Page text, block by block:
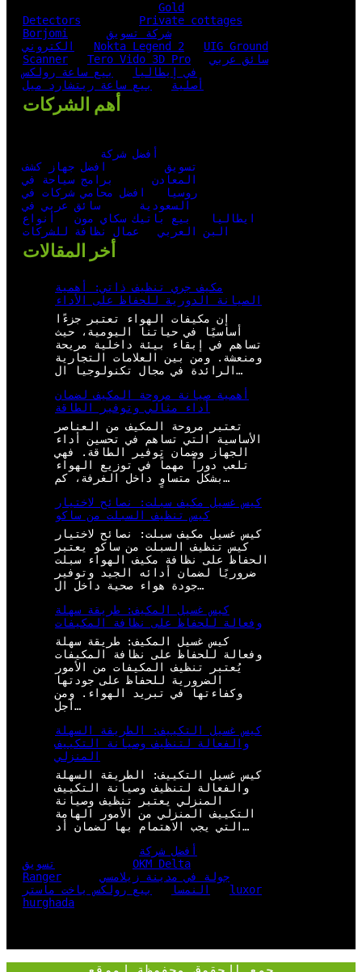
Gold
Detectors
Private cottages
Borjomi
شركة تسويق
الكتروني
Nokta Legend 2
UIG Ground
Scanner
Tero Vido 3D Pro
سائق عربي
في إيطاليا
بيع ساعة رولكس
أصلية
بيع ساعة ريتشارد ميل
أهم الشركات
أفضل شركة
تسويق
افضل جهاز كشف
المعادن
برامج سياحة في
روسيا
افضل محامي شركات في
السعودية
سائق عربي في
ايطاليا
بيع باتيك سكاي مون
أنواع
البن العربي
عمال نظافة للشركات
أخر المقالات
مكيف جري تنظيف ذاتي: أهمية
الصيانة الدورية للحفاظ على الأداء
إن مكيفات الهواء تعتبر جزءًا
أساسيًا في حياتنا اليومية، حيث
تساهم في إبقاء بيئة داخلية مريحة
ومنعشة. ومن بين العلامات التجارية
الرائدة في مجال تكنولوجيا ال…
أهمية صيانة مروحة المكيف لضمان
أداء مثالي وتوفير الطاقة
تعتبر مروحة المكيف من العناصر
الأساسية التي تساهم في تحسين أداء
الجهاز وضمان توفير الطاقة. فهي
تلعب دوراً مهماً في توزيع الهواء
بشكل متساوٍ داخل الغرفة، كم…
كيس غسيل مكيف سبلت: نصائح لاختيار
كيس تنظيف السبلت من ساكو
كيس غسيل مكيف سبلت: نصائح لاختيار
كيس تنظيف السبلت من ساكو يعتبر
الحفاظ على نظافة مكيف الهواء سبلت
ضروريًا لضمان أدائه الجيد وتوفير
جودة هواء صحية داخل ال…
كيس غسيل المكيف: طريقة سهلة
وفعالة للحفاظ على نظافة المكيفات
كيس غسيل المكيف: طريقة سهلة
وفعالة للحفاظ على نظافة المكيفات
يُعتبر تنظيف المكيفات من الأمور
الضرورية للحفاظ على جودتها
وكفاءتها في تبريد الهواء. ومن
أجل…
كيس غسيل التكييف: الطريقة السهلة
والفعالة لتنظيف وصيانة التكييف
المنزلي
كيس غسيل التكييف: الطريقة السهلة
والفعالة لتنظيف وصيانة التكييف
المنزلي يعتبر تنظيف وصيانة
التكييف المنزلي من الأمور الهامة
التي يجب الاهتمام بها لضمان أد…
أفضل شركة
تسويق
OKM Delta
Ranger
جولة في مدينة زيلامسي
النمسا
بيع رولكس ياخت ماستر
luxor
hurghada